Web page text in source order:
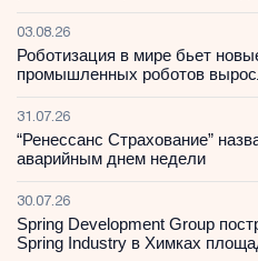
03.08.26
Роботизация в мире бьет
промышленных роботов
31.07.26
“Ренессанс Страхование”
аварийным днем недели
30.07.26
Spring Development Group
Spring Industry в Химках